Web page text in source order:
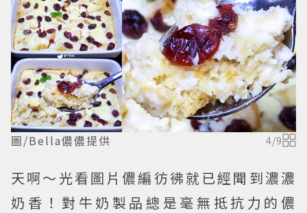
圖/Bella儂儂提供 4/9
天啊～光看圖片儂編彷彿就已經聞到濃濃
奶香！對牛奶製品總是毫無抵抗力的儂